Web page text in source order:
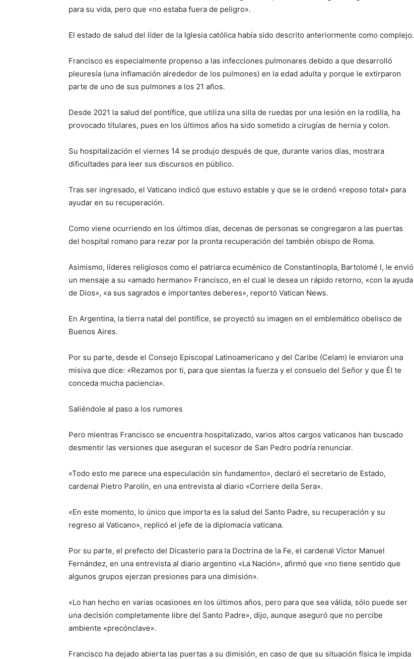
para su vida, pero que «no estaba fuera de peligro».
El estado de salud del líder de la Iglesia católica había sido descrito anteriormente como complejo.
Francisco es especialmente propenso a las infecciones pulmonares debido a que desarrolló
pleuresía (una inflamación alrededor de los pulmones) en la edad adulta y porque le extirparon
parte de uno de sus pulmones a los 21 años.
Desde 2021 la salud del pontífice, que utiliza una silla de ruedas por una lesión en la rodilla, ha
provocado titulares, pues en los últimos años ha sido sometido a cirugías de hernia y colon.
Su hospitalización el viernes 14 se produjo después de que, durante varios días, mostrara
dificultades para leer sus discursos en público.
Tras ser ingresado, el Vaticano indicó que estuvo estable y que se le ordenó «reposo total» para
ayudar en su recuperación.
Como viene ocurriendo en los últimos días, decenas de personas se congregaron a las puertas
del hospital romano para rezar por la pronta recuperación del también obispo de Roma.
Asimismo, líderes religiosos como el patriarca ecuménico de Constantinopla, Bartolomé I, le envió
un mensaje a su «amado hermano» Francisco, en el cual le desea un rápido retorno, «con la ayuda
de Dios», «a sus sagrados e importantes deberes», reportó Vatican News.
En Argentina, la tierra natal del pontífice, se proyectó su imagen en el emblemático obelisco de
Buenos Aires.
Por su parte, desde el Consejo Episcopal Latinoamericano y del Caribe (Celam) le enviaron una
misiva que dice: «Rezamos por ti, para que sientas la fuerza y ​​el consuelo del Señor y que Él te
conceda mucha paciencia».
Saliéndole al paso a los rumores
Pero mientras Francisco se encuentra hospitalizado, varios altos cargos vaticanos han buscado
desmentir las versiones que aseguran el sucesor de San Pedro podría renunciar.
«Todo esto me parece una especulación sin fundamento», declaró el secretario de Estado,
cardenal Pietro Parolín, en una entrevista al diario «Corriere della Sera».
«En este momento, lo único que importa es la salud del Santo Padre, su recuperación y su
regreso al Vaticano», replicó el jefe de la diplomacia vaticana.
Por su parte, el prefecto del Dicasterio para la Doctrina de la Fe, el cardenal Víctor Manuel
Fernández, en una entrevista al diario argentino «La Nación», afirmó que «no tiene sentido que
algunos grupos ejerzan presiones para una dimisión».
«Lo han hecho en varias ocasiones en los últimos años, pero para que sea válida, sólo puede ser
una decisión completamente libre del Santo Padre», dijo, aunque aseguró que no percibe
ambiente «precónclave».
Francisco ha dejado abierta las puertas a su dimisión, en caso de que su situación física le impida